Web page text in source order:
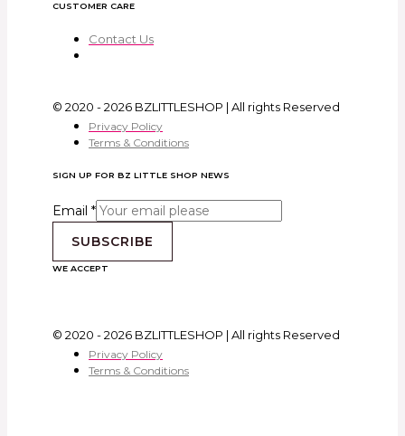
CUSTOMER CARE
Contact Us
© 2020 - 2026 BZLITTLESHOP | All rights Reserved
Privacy Policy
Terms & Conditions
SIGN UP FOR BZ LITTLE SHOP NEWS
Email *
SUBSCRIBE
WE ACCEPT
© 2020 - 2026 BZLITTLESHOP | All rights Reserved
Privacy Policy
Terms & Conditions